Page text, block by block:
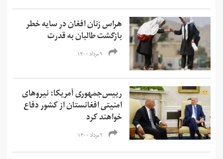
هراس زنان افغان در سایه خطر
بازگشت طالبان به قدرت
۹ مرداد ۱۴۰۰
رییس‌جمهوری آمریکا: نیروهای
امنیتی افغانستان از کشور دفاع
خواهند کرد
۲ مرداد ۱۴۰۰